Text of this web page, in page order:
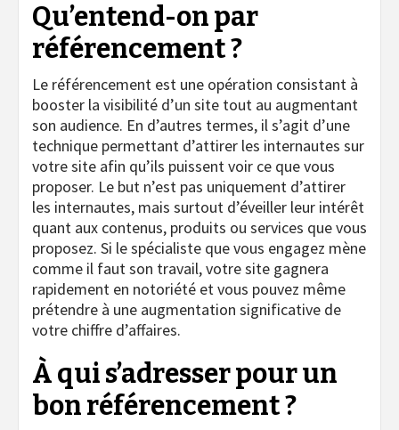
Qu’entend-on par
référencement ?
Le référencement est une opération consistant à
booster la visibilité d’un site tout au augmentant
son audience. En d’autres termes, il s’agit d’une
technique permettant d’attirer les internautes sur
votre site afin qu’ils puissent voir ce que vous
proposer. Le but n’est pas uniquement d’attirer
les internautes, mais surtout d’éveiller leur intérêt
quant aux contenus, produits ou services que vous
proposez. Si le spécialiste que vous engagez mène
comme il faut son travail, votre site gagnera
rapidement en notoriété et vous pouvez même
prétendre à une augmentation significative de
votre chiffre d’affaires.
À qui s’adresser pour un
bon référencement ?